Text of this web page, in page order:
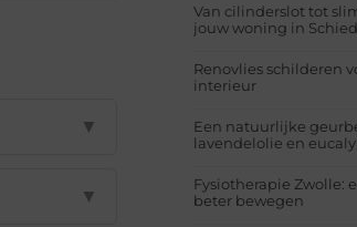
▼
▼
Van cilinderslot tot
jouw woning in
Renovlies schilderen
interieur
Een natuurlijke
lavendelolie en
Fysiotherapie Zwolle:
beter bewegen